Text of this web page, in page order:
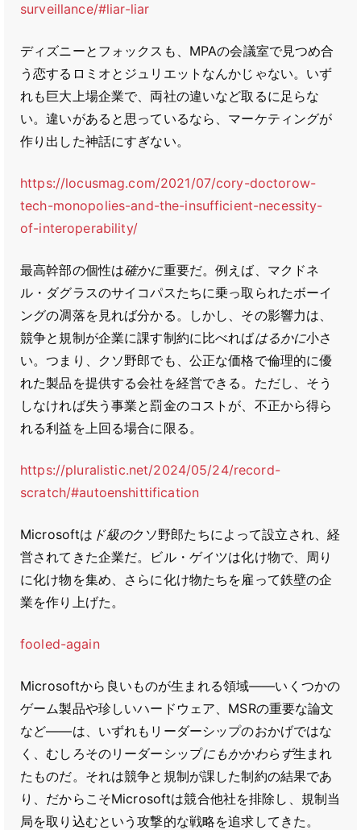
surveillance/#liar-liar
ディズニーとフォックスも、MPAの会議室で見つめ合
う恋するロミオとジュリエットなんかじゃない。いず
れも巨大上場企業で、両社の違いなど取るに足らな
い。違いがあると思っているなら、マーケティングが
作り出した神話にすぎない。
https://locusmag.com/2021/07/cory-doctorow-
tech-monopolies-and-the-insufficient-necessity-
of-interoperability/
最高幹部の個性は確かに重要だ。例えば、マクドネ
ル・ダグラスのサイコパスたちに乗っ取られたボーイ
ングの凋落を見れば分かる。しかし、その影響力は、
競争と規制が企業に課す制約に比べればはるかに小さ
い。つまり、クソ野郎でも、公正な価格で倫理的に優
れた製品を提供する会社を経営できる。ただし、そう
しなければ失う事業と罰金のコストが、不正から得ら
れる利益を上回る場合に限る。
https://pluralistic.net/2024/05/24/record-
scratch/#autoenshittification
Microsoftは ド級のクソ野郎たちによって設立され、経
営されてきた企業だ。ビル・ゲイツは化け物で、周り
に化け物を集め、さらに化け物たちを雇って鉄壁の企
業を作り上げた。
fooled-again
Microsoftから良いものが生まれる領域――いくつかの
ゲーム製品や珍しいハードウェア、MSRの重要な論文
など――は、いずれもリーダーシップのおかげではな
く、むしろそのリーダーシップにもかかわらず生まれ
たものだ。それは競争と規制が課した制約の結果であ
り、だからこそMicrosoftは競合他社を排除し、規制当
局を取り込むという攻撃的な戦略を追求してきた。